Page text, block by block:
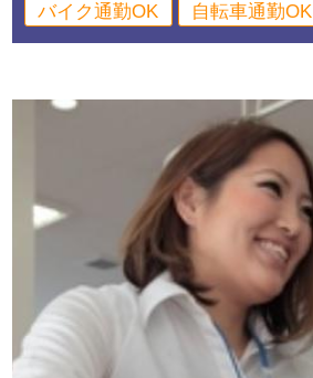
バイク通勤OK
自転車通勤OK